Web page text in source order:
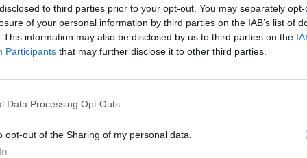
to third parties prior to your opt-out. You may separately
of your personal information by third parties on the IAB’s list of
This information may also be disclosed by us to third parties on the
Participants that may further disclose it to other third parties.
Data Processing Opt Outs
opt-out of the Sharing of my personal data.
Alfonso Alonso, a los firmantes.
es poner al servicio de la sociedad
para combatir la enfermedad. Y esto es
a los pacientes que los necesitan de la
este reto como parte de ese
y en colaboración con el resto
afirma el presidente de